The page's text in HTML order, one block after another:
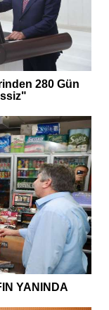
280 Gün
YANINDA